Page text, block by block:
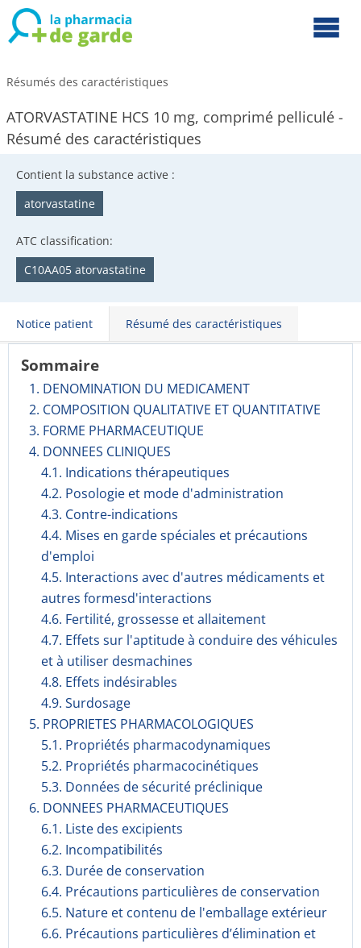
Résumés des caractéristiques
ATORVASTATINE HCS 10 mg, comprimé pelliculé -
Résumé des caractéristiques
Contient la substance active :
atorvastatine
ATC classification:
C10AA05 atorvastatine
Notice patient Résumé des caractéristiques
Sommaire
1. DENOMINATION DU MEDICAMENT
2. COMPOSITION QUALITATIVE ET QUANTITATIVE
3. FORME PHARMACEUTIQUE
4. DONNEES CLINIQUES
4.1. Indications thérapeutiques
4.2. Posologie et mode d'administration
4.3. Contre-indications
4.4. Mises en garde spéciales et précautions
d'emploi
4.5. Interactions avec d'autres médicaments et
autres formesd'interactions
4.6. Fertilité, grossesse et allaitement
4.7. Effets sur l'aptitude à conduire des véhicules
et à utiliser desmachines
4.8. Effets indésirables
4.9. Surdosage
5. PROPRIETES PHARMACOLOGIQUES
5.1. Propriétés pharmacodynami­ques
5.2. Propriétés pharmacocinéti­ques
5.3. Données de sécurité préclinique
6. DONNEES PHARMACEUTIQUES
6.1. Liste des excipients
6.2. Incompati­bilités
6.3. Durée de conservation
6.4. Précautions particulières de conservation
6.5. Nature et contenu de l'emballage extérieur
6.6. Précautions particulières d’élimination et